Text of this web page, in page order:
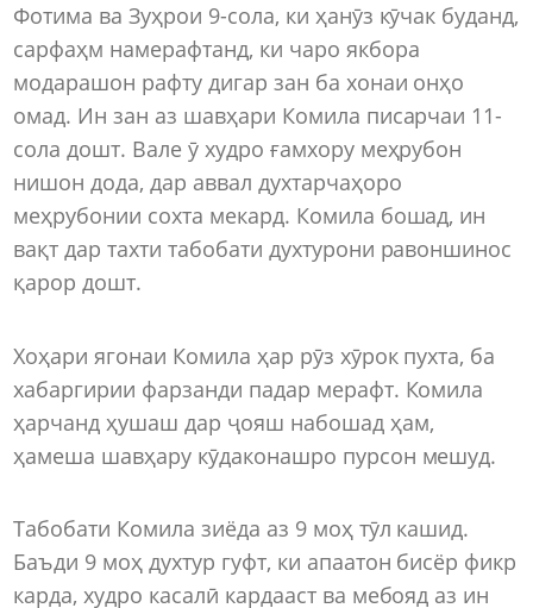
Фотима ва Зуҳрои 9-сола, ки ҳанӯз кӯчак буданд,
сарфаҳм намерафтанд, ки чаро якбора
модарашон рафту дигар зан ба хонаи онҳо
омад. Ин зан аз шавҳари Комила писарчаи 11-
сола дошт. Вале ӯ худро ғамхору меҳрубон
нишон дода, дар аввал духтарчаҳоро
меҳрубонии сохта мекард. Комила бошад, ин
вақт дар тахти табобати духтурони равоншинос
қарор дошт.
Хоҳари ягонаи Комила ҳар рӯз хӯрок пухта, ба
хабаргирии фарзанди падар мерафт. Комила
ҳарчанд ҳушаш дар ҷояш набошад ҳам,
ҳамеша шавҳару кӯдаконашро пурсон мешуд.
Табобати Комила зиёда аз 9 моҳ тӯл кашид.
Баъди 9 моҳ духтур гуфт, ки апаатон бисёр фикр
карда, худро касалӣ кардааст ва мебояд аз ин